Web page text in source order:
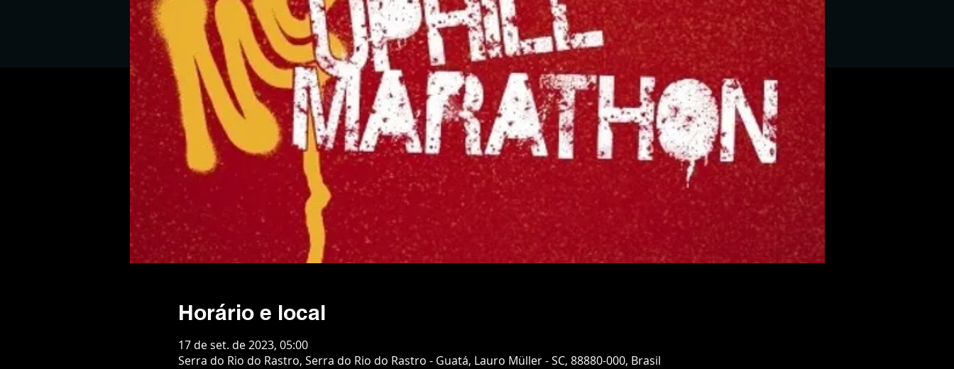
Horário e local
17 de set. de 2023, 05:00
Serra do Rio do Rastro, Serra do Rio do Rastro - Guatá, Lauro Müller - SC, 88880-000, Brasil